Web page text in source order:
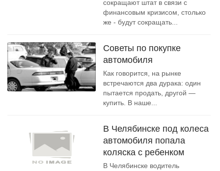
сокращают штат в связи с
финансовым кризисом, столько
же - будут сокращать...
Советы по покупке
автомобиля
Как говорится, на рынке
встречаются два дурака: один
пытается продать, другой —
купить. В наше...
В Челябинске под колеса
автомобиля попала
коляска с ребенком
В Челябинске водитель